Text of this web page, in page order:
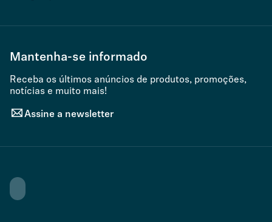
Mantenha-se informado
Receba os últimos anúncios de produtos, promoções,
notícias e muito mais!
Assine a newsletter